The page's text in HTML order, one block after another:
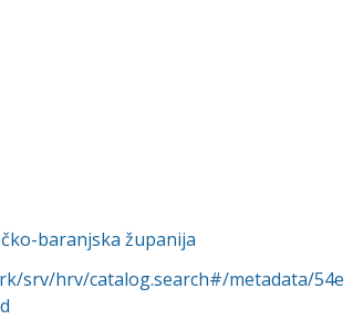
baranjska županija
srv/hrv/catalog.search#/metadata/54e